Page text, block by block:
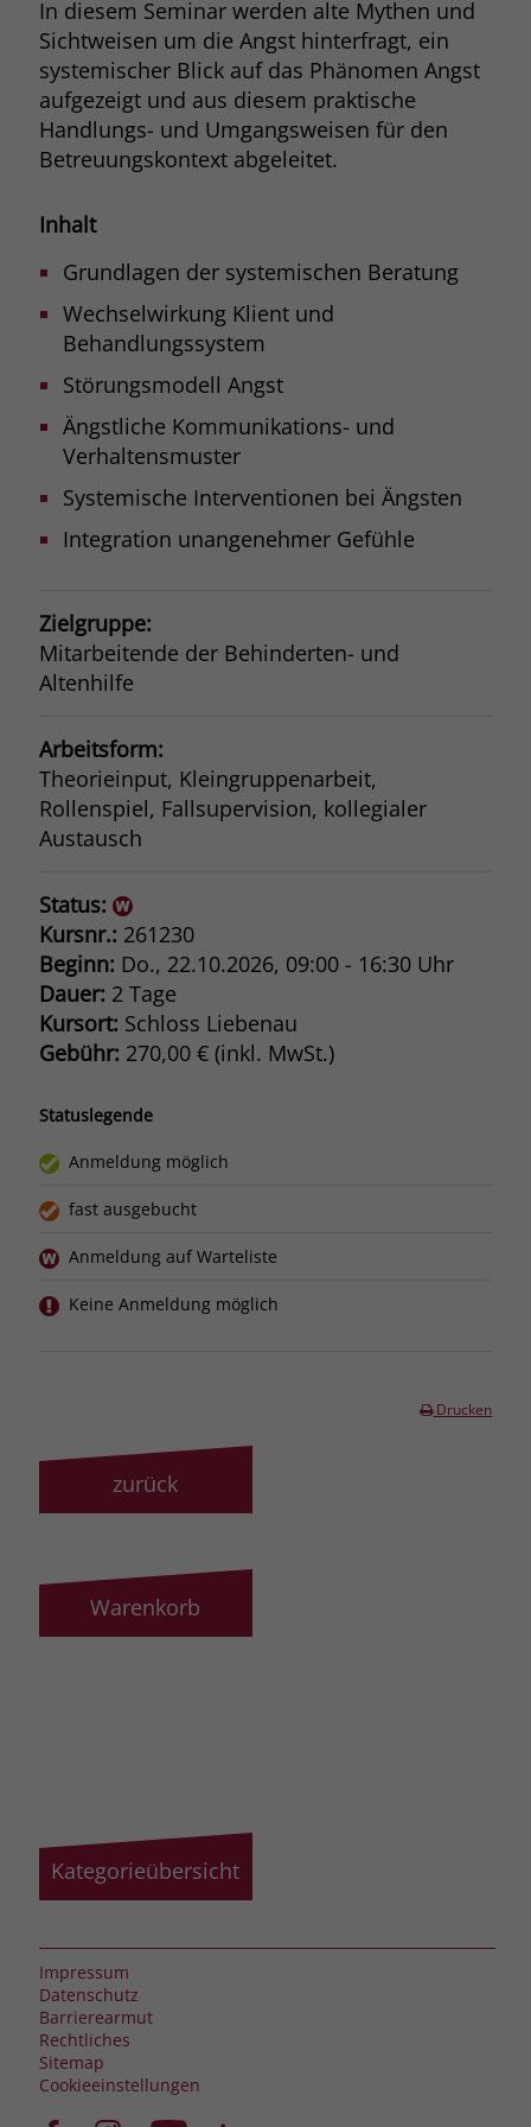
In diesem Seminar werden alte Mythen und
Sichtweisen um die Angst hinterfragt, ein
systemischer Blick auf das Phänomen Angst
aufgezeigt und aus diesem praktische
Handlungs- und Umgangsweisen für den
Betreuungskontext abgeleitet.
Inhalt
Grundlagen der systemischen Beratung
Wechselwirkung Klient und
Behandlungssystem
Störungsmodell Angst
Ängstliche Kommunikations- und
Verhaltensmuster
Systemische Interventionen bei Ängsten
Integration unangenehmer Gefühle
Zielgruppe:
Mitarbeitende der Behinderten- und
Altenhilfe
Arbeitsform:
Theorieinput, Kleingruppenarbeit,
Rollenspiel, Fallsupervision, kollegialer
Austausch
Status:
Kursnr.: 261230
Beginn: Do., 22.10.2026, 09:00 - 16:30 Uhr
Dauer: 2 Tage
Kursort: Schloss Liebenau
Gebühr: 270,00 € (inkl. MwSt.)
Statuslegende
Anmeldung möglich
fast ausgebucht
Anmeldung auf Warteliste
Keine Anmeldung möglich
Drucken
zurück
Warenkorb
Kategorieübersicht
Impressum
Datenschutz
Barrierearmut
Rechtliches
Sitemap
Cookieeinstellungen
PHPSESSID
Anbieter stiftung-liebenau.de
Laufzeit Session
Zweck
Zweck
Browsers und die Einstellungen
exklusiv für diese Website zu speichern.
Dadurch wird gewährleistet, dass
Aktionen, die bei späteren Besuchen
derselben Website durchgeführt
werden, mit derselben
Benutzerkennung verknüpft werden.
Anbieter www.clarity.ms
Laufzeit 1 Jahr
Zweck
um die Seitenaufrufe eines Benutzers
zu speichern und in einer einzigen
Sitzungsaufzeichnung
zusammenzufassen.